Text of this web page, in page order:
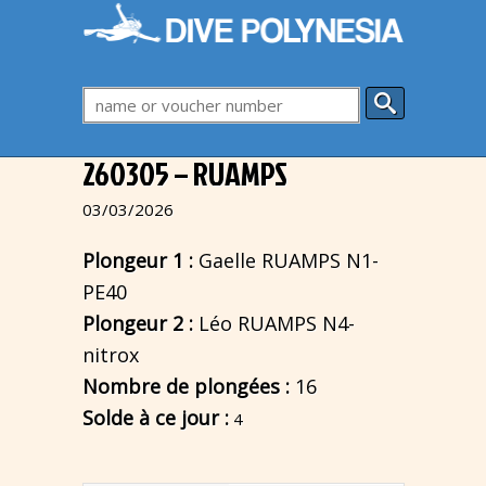
260305 – RUAMPS
03/03/2026
Plongeur 1 : Gaelle RUAMPS N1-
PE40
Plongeur 2 : Léo RUAMPS N4-
nitrox
Nombre de plongées : 16
Solde à ce jour : 4